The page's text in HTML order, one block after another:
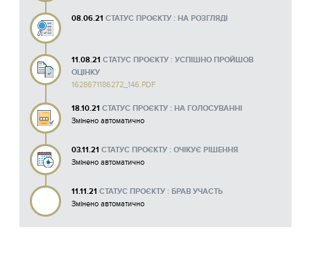
08.06.21 СТАТУС ПРОЄКТУ : НА РОЗГЛЯДІ
11.08.21 СТАТУС ПРОЄКТУ : УСПІШНО ПРОЙШОВ
ОЦІНКУ
1628671186272_146.PDF
18.10.21 СТАТУС ПРОЄКТУ : НА ГОЛОСУВАННІ
Змінено автоматично
03.11.21 СТАТУС ПРОЄКТУ : ОЧІКУЄ РІШЕННЯ
Змінено автоматично
11.11.21 СТАТУС ПРОЄКТУ : БРАВ УЧАСТЬ
Змінено автоматично